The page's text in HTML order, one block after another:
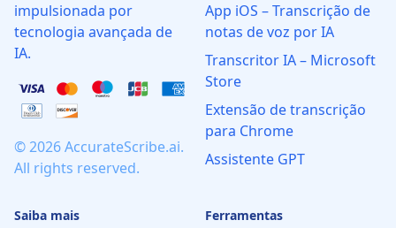
impulsionada por
tecnologia avançada de
IA.
© 2026 AccurateScribe.ai.
All rights reserved.
App iOS – Transcrição de
notas de voz por IA
Transcritor IA – Microsoft
Store
Extensão de transcrição
para Chrome
Assistente GPT
Saiba mais Ferramentas